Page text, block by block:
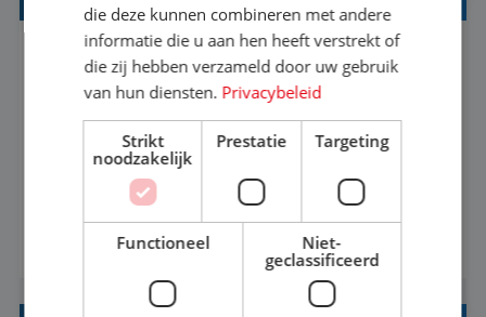
Rotterdam Baan 37-40+ uur HBO
Ben jij gepassioneerd over het bieden van
uitzonderlijke klantervaringen en het creëren
van een gastvrije omgeving? Vind je het leuk om
klantcontact te combineren met organisatorische
ondersteuning? Op ons Sunweb Group-kantoor in
Rotterdam zoeken we een daadkrachtige en
klantgerichte collega voor een unieke functie ...
BEKIJK VACATURE
die deze kunnen combineren met andere
informatie die u aan hen heeft verstrekt of
die zij hebben verzameld door uw gebruik
van hun diensten. Privacybeleid
Strikt
noodzakelijk
Prestatie Targeting
Functioneel
Niet-
geclassificeerd